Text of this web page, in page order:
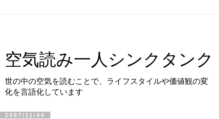
空気読み一人シンクタンク
世の中の空気を読むことで、ライフスタイルや価値観の変
化を言語化しています
2007/11/06